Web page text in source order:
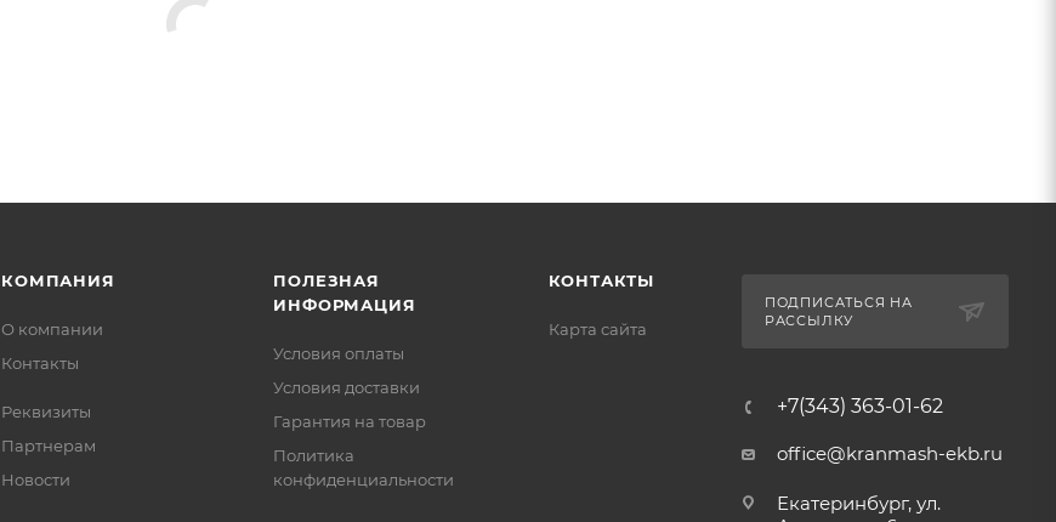
КОМПАНИЯ
О компании
Контакты
Реквизиты
Партнерам
Новости
ПОЛЕЗНАЯ
ИНФОРМАЦИЯ
Условия оплаты
Условия доставки
Гарантия на товар
Политика
конфиденциальности
КОНТАКТЫ
Карта сайта
ПОДПИСАТЬСЯ НА
РАССЫЛКУ
+7(343) 363-01-62
office@kranmash-ekb.ru
Екатеринбург, ул.